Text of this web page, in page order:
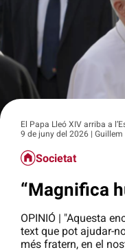
El Papa Lleó XIV arriba a
9 de juny del 2026 | Guillem
Societat
“Magnifica
OPINIÓ | "Aquesta
text que pot ajudar-
més fratern, en el